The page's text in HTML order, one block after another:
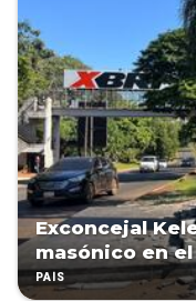
Exconcejal
masónico en el
PAÍS